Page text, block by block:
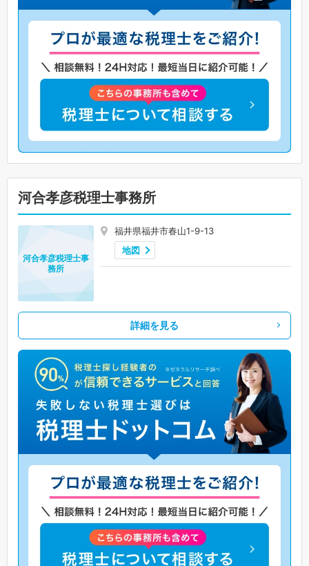
河合孝彦税理士事務所
福井県福井市春山1-9-13
地図
河合孝彦税理士事
務所
詳細を見る